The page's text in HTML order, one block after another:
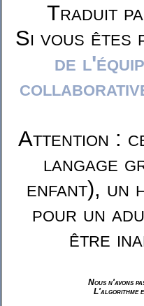
Traduit
Si vous êtes
de
Attention :
langage
enfant), un
pour un
être
Nous n'avons
L'algorithme